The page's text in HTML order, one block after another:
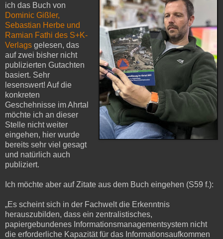
ich das Buch von
Dominic Gißler,
Sebastian Herbe und
Ramian Fathi des S+K-
Verlags gelesen, das
auf zwei bisher nicht
publizierten Gutachten
basiert. Sehr
lesenswert! Auf die
konkreten
Geschehnisse im Ahrtal
möchte ich an dieser
Stelle nicht weiter
eingehen, hier wurde
bereits sehr viel gesagt
und natürlich auch
publiziert.
Ich möchte aber auf Zitate aus dem Buch eingehen (S59 f.):
„Es scheint sich in der Fachwelt die Erkenntnis
herauszubilden, dass ein zentralistisches,
papiergebundenes Informationsmanagementsystem nicht
die erforderliche Kapazität für das Informationsaufkommen